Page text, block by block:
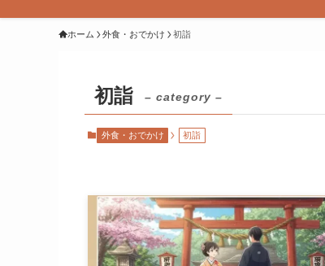
ホーム 外食・おでかけ 初詣
初詣 – category –
外食・おでかけ 初詣